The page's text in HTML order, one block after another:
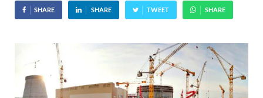
SHARE SHARE TWEET SHARE